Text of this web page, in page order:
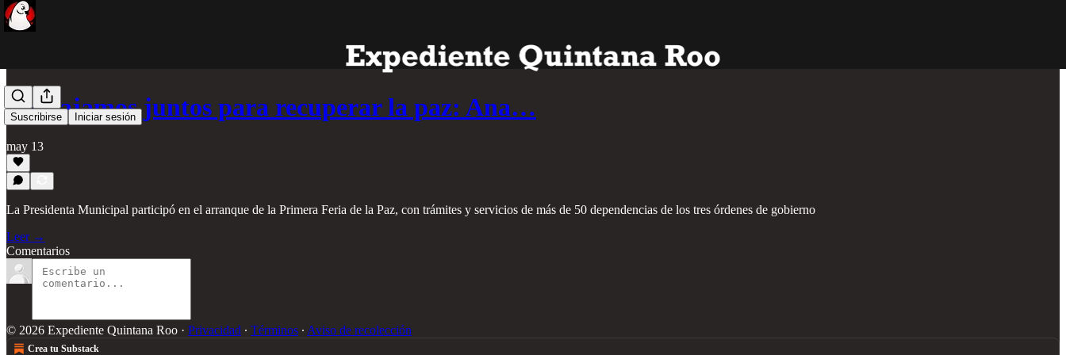
Suscribirse Iniciar sesión
Trabajamos juntos para recuperar la paz: Ana…
may 13
La Presidenta Municipal participó en el arranque de la Primera Feria de la Paz, con trámites y servicios de más de 50 dependencias de los tres órdenes de gobierno
Leer →
Comentarios
© 2026 Expediente Quintana Roo · Privacidad ∙ Términos ∙ Aviso de recolección
Crea tu Substack